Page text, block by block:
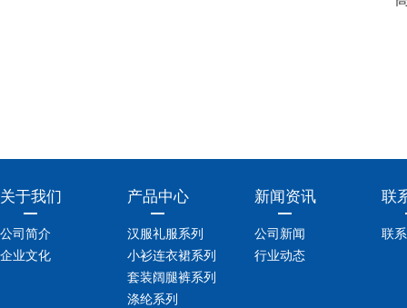
关于我们
公司简介
企业文化
产品中心
汉服礼服系列
小衫连衣裙系列
套装阔腿裤系列
涤纶系列
新闻资讯
公司新闻
行业动态
联
联